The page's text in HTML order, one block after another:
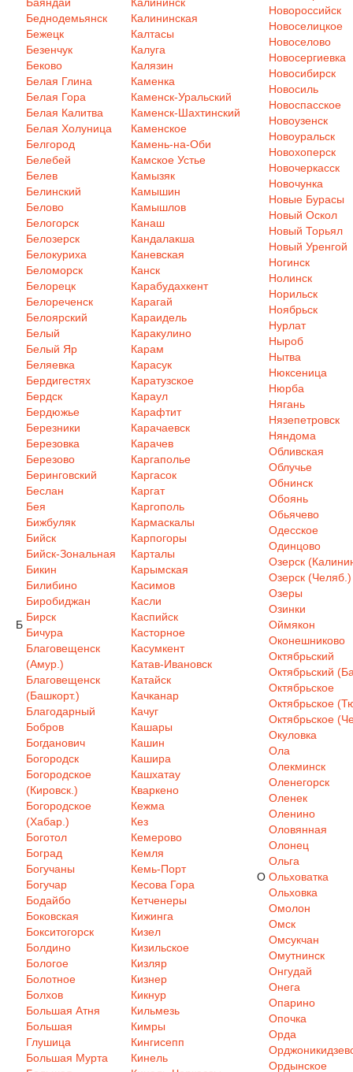
Б
Беднодемьянск
Бежецк
Безенчук
Беково
Белая Глина
Белая Гора
Белая Калитва
Белая Холуница
Белгород
Белебей
Белев
Белинский
Белово
Белогорск
Белозерск
Белокуриха
Беломорск
Белорецк
Белореченск
Белоярский
Белый
Белый Яр
Беляевка
Бердигестях
Бердск
Бердюжье
Березники
Березовка
Березово
Беринговский
Беслан
Бея
Бижбуляк
Бийск
Бийск-Зональная
Бикин
Билибино
Биробиджан
Бирск
Бичура
Благовещенск
(Амур.)
Благовещенск
(Башкорт.)
Благодарный
Бобров
Богданович
Богородск
Богородское
(Кировск.)
Богородское
(Хабар.)
Боготол
Боград
Богучаны
Богучар
Бодайбо
Боковская
Бокситогорск
Болдино
Бологое
Болотное
Болхов
Большая Атня
Большая
Глушица
Большая Мурта
Калининская
Калтасы
Калуга
Калязин
Каменка
Каменск-Уральский
Каменск-Шахтинский
Каменское
Камень-на-Оби
Камское Устье
Камызяк
Камышин
Камышлов
Канаш
Кандалакша
Каневская
Канск
Карабудахкент
Карагай
Караидель
Каракулино
Карам
Карасук
Каратузское
Караул
Карафтит
Карачаевск
Карачев
Каргаполье
Каргасок
Каргат
Каргополь
Кармаскалы
Карпогоры
Карталы
Карымская
Касимов
Касли
Каспийск
Касторное
Касумкент
Катав-Ивановск
Катайск
Качканар
Качуг
Кашары
Кашин
Кашира
Кашхатау
Кваркено
Кежма
Кез
Кемерово
Кемля
Кемь-Порт
Кесова Гора
Кетченеры
Кижинга
Кизел
Кизильское
Кизляр
Кизнер
Кикнур
Кильмезь
Кимры
Кингисепп
Кинель
Новороссийск
Новоселицкое
Новоселово
Новосергиевка
Новосибирск
Новосиль
Новоспасское
Новоузенск
Новоуральск
Новохоперск
Новочеркасск
Новочунка
Новые Бурасы
Новый Оскол
Новый Торьял
Новый Уренгой
Ногинск
Нолинск
Норильск
Ноябрьск
Нурлат
Ныроб
Нытва
Нюксеница
Нюрба
Нягань
Нязепетровск
Няндома
О
Обливская
Облучье
Обнинск
Обоянь
Обьячево
Одесское
Одинцово
Озерск
Озерск (Челяб.)
Озеры
Озинки
Оймякон
Оконешниково
Октябрьский
Октябрьский
Октябрьское
Октябрьское
Октябрьское
Окуловка
Ола
Олекминск
Оленегорск
Оленек
Оленино
Оловянная
Олонец
Ольга
Ольховатка
Ольховка
Омолон
Омск
Омсукчан
Омутнинск
Онгудай
Онега
Опарино
Опочка
Орда
Ордынское